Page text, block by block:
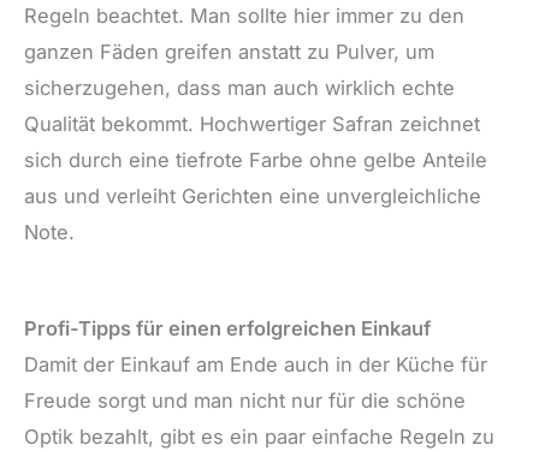
Regeln beachtet. Man sollte hier immer zu den
ganzen Fäden greifen anstatt zu Pulver, um
sicherzugehen, dass man auch wirklich echte
Qualität bekommt. Hochwertiger Safran zeichnet
sich durch eine tiefrote Farbe ohne gelbe Anteile
aus und verleiht Gerichten eine unvergleichliche
Note.
Profi-Tipps für einen erfolgreichen Einkauf
Damit der Einkauf am Ende auch in der Küche für
Freude sorgt und man nicht nur für die schöne
Optik bezahlt, gibt es ein paar einfache Regeln zu